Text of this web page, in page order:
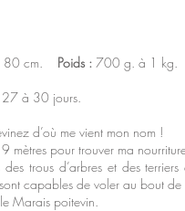
80 cm. Poids : 700 g. à 1 kg.
à 30 jours.
d’où me vient mon nom !
mètres pour trouver ma
trous d’arbres et des
capables de voler au bout de
Marais poitevin.